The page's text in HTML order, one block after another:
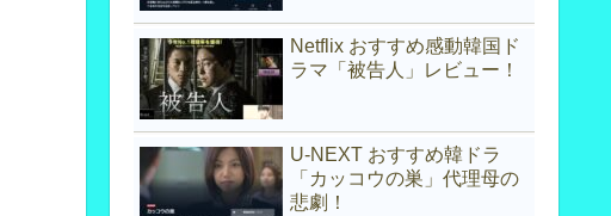
Netflix おすすめ感動韓国ド
ラマ「被告人」レビュー！
U-NEXT おすすめ韓ドラ
「カッコウの巣」代理母の
悲劇！